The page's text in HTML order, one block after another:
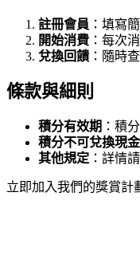
註冊會員 ：填寫
開始消費 ：每次
兌換回饋：隨時
條款與細則
積分有效期 ：積
積分不可兌換現金
其他規定 ：詳情
立即加入我們的獎賞計